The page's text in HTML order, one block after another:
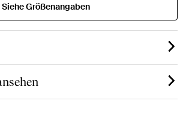
Siehe Größenangaben